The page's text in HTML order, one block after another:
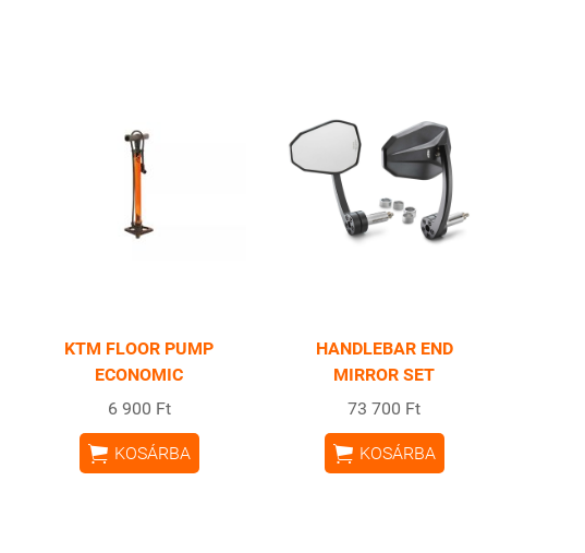
KTM FLOOR PUMP
ECONOMIC
6 900 Ft
 KOSÁRBA
HANDLEBAR END
MIRROR SET
73 700 Ft
 KOSÁRBA